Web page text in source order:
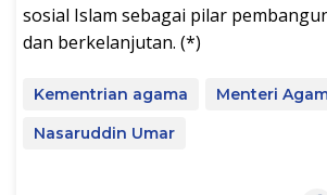
sosial Islam sebagai pilar
dan berkelanjutan. (*)
Kementrian agama
Menteri
Nasaruddin Umar